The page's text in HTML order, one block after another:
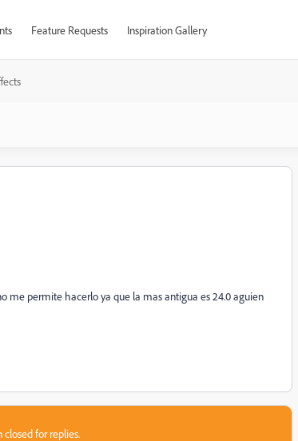
Feature Requests Inspiration Gallery
me permite hacerlo ya que la mas antigua es 24.0 aguien
for replies.